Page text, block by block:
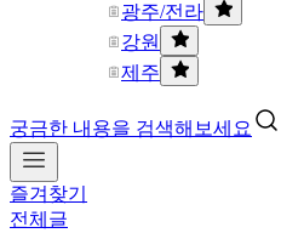
광주/전라
강원
제주
궁금한 내용을 검색해보세요
즐겨찾기
전체글